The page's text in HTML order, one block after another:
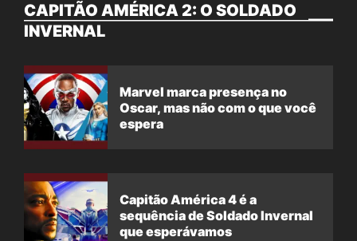
CAPITÃO AMÉRICA 2: O SOLDADO
INVERNAL
Marvel marca presença no
Oscar, mas não com o que você
espera
Capitão América 4 é a
sequência de Soldado Invernal
que esperávamos